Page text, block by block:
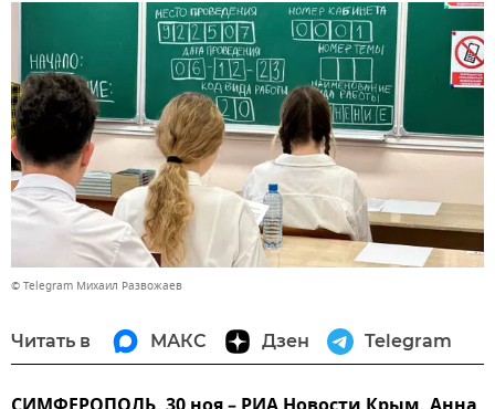
© Telegram Михаил Развожаев
Читать в МАКС Дзен Telegram